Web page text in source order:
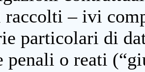
raccolti – ivi
particolari di
penali o reati